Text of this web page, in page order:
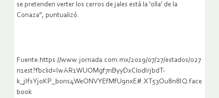
se pretenden verter los cerros de jales está la ‘olla’ de la
Conaza”, puntualizó.
Fuente:https://www.jornada.com.mx/2019/07/27/estados/027
n1est?fbclid=IwAR1WUOMgf7nByyDxClodIrjbdT-
k_jIfsYjoKP_b0ns4WeONVYEfMfU9nxE#.XT53Ou8n8IQ.face
book